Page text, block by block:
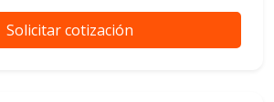
Solicitar cotización